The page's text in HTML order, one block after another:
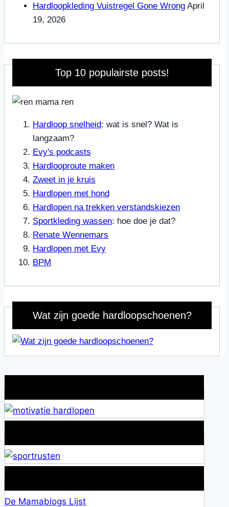
Hardloopkleding Vuistregel Gone Wrong April
19, 2026
Top 10 populairste posts!
Hardloop snelheid: wat is snel? Wat is
langzaam?
Evy's podcasts
Hardlooproute maken
Zweet in je kruis
Hardlopen met hond
Hardlopen na trekken verstandskiezen
Sportkleding wassen: hoe doe je dat?
Renate Wennemars
Hardlopen met Evy
BPM
Wat zijn goede hardloopschoenen?
De Mamablogs Lijst